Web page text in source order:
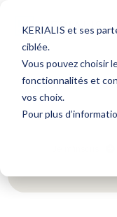
KERIALIS et ses
ciblée.
Vous pouvez choisir
fonctionnalités et
vos choix.
Pour plus
Encore plus